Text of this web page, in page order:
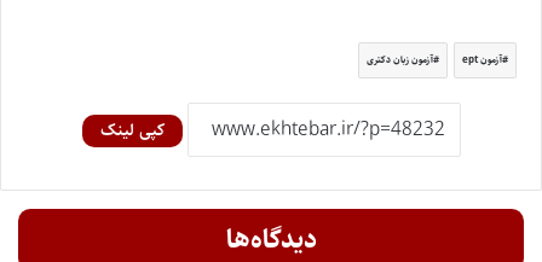
آزمون ept آزمون زبان دکتری
کپی لینک
دیدگاه‌ها